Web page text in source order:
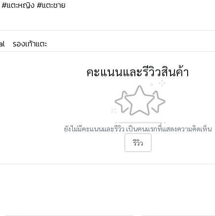
#แตะหญิง #แตะชาย
รองเท้าแตะ
คะแนนและรีวิวสินค้า
ยังไม่มีคะแนนและรีวิว เป็นคนแรกที่แสดงความคิดเห็น
รีวิว